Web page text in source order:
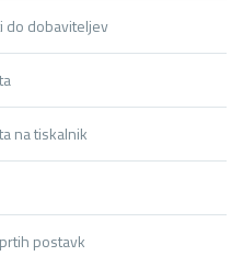
do dobaviteljev
na tiskalnik
postavk